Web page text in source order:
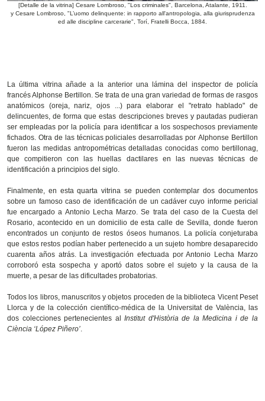
[Detalle de la vitrina] Cesare Lombroso, "Los criminales", Barcelona, Atalante, 1911.
y Cesare Lombroso, "L’uomo delinquente: in rapporto all'antropologia, alla giurisprudenza
ed alle discipline carcerarie", Torí, Fratelli Bocca, 1884.
La última vitrina añade a la anterior una lámina del inspector de policía
francés Alphonse Bertillon. Se trata de una gran variedad de formas de rasgos
anatómicos (oreja, nariz, ojos ...) para elaborar el "retrato hablado" de
delincuentes, de forma que estas descripciones breves y pautadas pudieran
ser empleadas por la policía para identificar a los sospechosos previamente
fichados. Otra de las técnicas policiales desarrolladas por Alphonse Bertillon
fueron las medidas antropométricas detalladas conocidas como bertillonag,
que compitieron con las huellas dactilares en las nuevas técnicas de
identificación a principios del siglo.
Finalmente, en esta quarta vitrina se pueden contemplar dos documentos
sobre un famoso caso de identificación de un cadáver cuyo informe pericial
fue encargado a Antonio Lecha Marzo. Se trata del caso de la Cuesta del
Rosario, acontecido en un domicilio de esta calle de Sevilla, donde fueron
encontrados un conjunto de restos óseos humanos. La policía conjeturaba
que estos restos podían haber pertenecido a un sujeto hombre desaparecido
cuarenta años atrás. La investigación efectuada por Antonio Lecha Marzo
corroboró esta sospecha y aportó datos sobre el sujeto y la causa de la
muerte, a pesar de las dificultades probatorias.
Todos los libros, manuscritos y objetos proceden de la biblioteca Vicent Peset
Llorca y de la colección científico-médica de la Universitat de València, las
dos colecciones pertenecientes alInstitut d'Història de la Medicina i de la
Ciència ‘López Piñero’.